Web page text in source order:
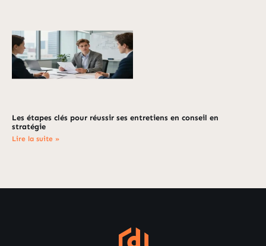
Les étapes clés pour réussir ses entretiens en conseil en
stratégie
Lire la suite »